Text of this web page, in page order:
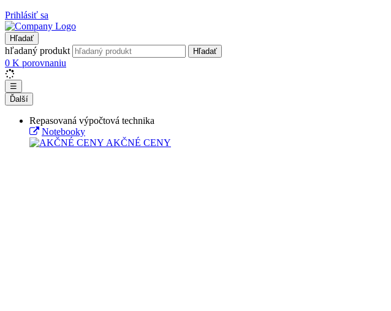
Prihlásiť sa
Hľadať
hľadaný produkt Hľadať
0 K porovnaniu
☰
Ďalší
Repasovaná výpočtová technika
Notebooky
AKČNÉ CENY